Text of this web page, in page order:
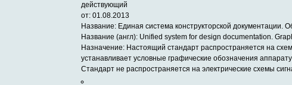
действующий
от: 01.08.2013
Название: Единая система конструкторской документации.
Название (англ): Unified system for design documentation.
Назначение: Настоящий стандарт распространяется на
устанавливает условные графические обозначения
Стандарт не распространяется на электрические схемы